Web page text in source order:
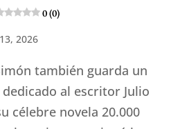
0 (0)
2026
también guarda un
al escritor Julio
célebre novela 20.000